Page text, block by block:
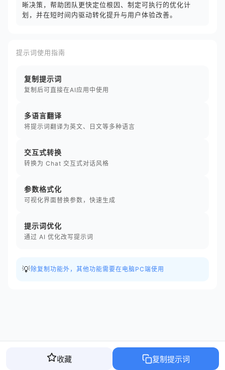
晰决策，帮助团队更快定位根因、制定可执行的优化计
划，并在短时间内驱动转化提升与用户体验改善。
提示词使用指南
复制提示词
复制后可直接在AI应用中使用
多语言翻译
将提示词翻译为英文、日文等多种语言
交互式转换
转换为 Chat 交互式对话风格
参数格式化
可视化界面替换参数，快速生成
提示词优化
通过 AI 优化改写提示词
💡 除复制功能外，其他功能需要在电脑PC端使用
收藏 复制提示词